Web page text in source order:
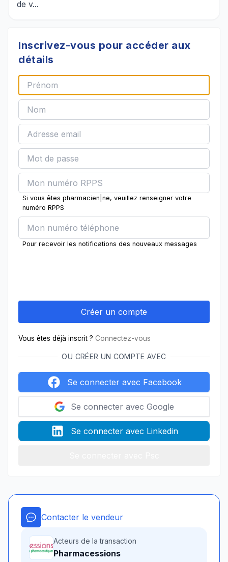
de v...
Inscrivez-vous pour accéder aux
détails
Si vous êtes pharmacien|ne, veuillez renseigner votre
numéro RPPS
Pour recevoir les notifications des nouveaux messages
Vous êtes déjà inscrit ? Connectez-vous
OU CRÉER UN COMPTE AVEC
Se connecter avec Facebook
Se connecter avec Google
Se connecter avec Linkedin
Contacter le vendeur
Acteurs de la transaction
Pharmacessions